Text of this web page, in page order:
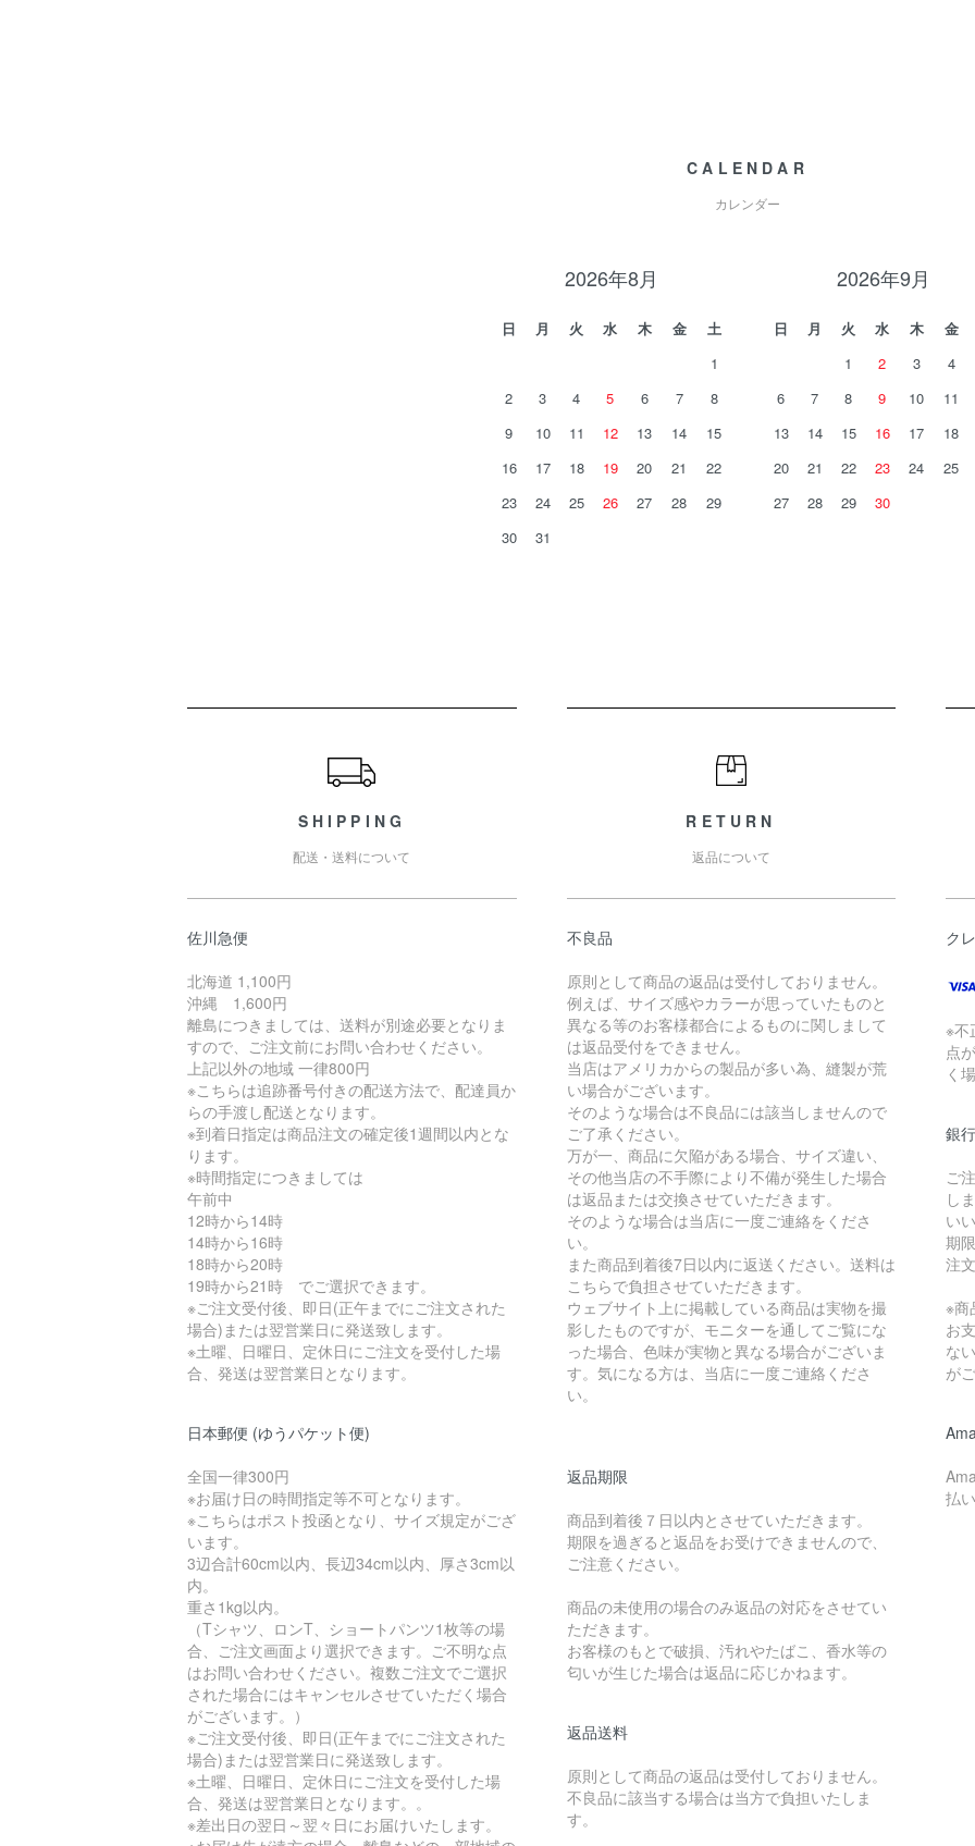
CALENDAR
カレンダー
2026年8月
日 月 火 水 木 金
土
1
2
3 4 5 6 7
8
9
10 11 12 13 14
15
16
17 18 19 20 21
22
23
24 25 26 27 28
29
30
31
2026年9月
日 月 火 水 木
金
1
2 3
4
6
7 8 9 10
11
13
14 15 16 17
18
20
21 22 23 24
25
27
28 29 30
SHIPPING
配送・送料について
佐川急便
北海道 1,100円
沖縄 1,600円
離島につきましては、送料が別途必要となりま
すので、ご注文前にお問い合わせください。
上記以外の地域 一律800円
※こちらは追跡番号付きの配送方法で、配達員か
らの手渡し配送となります。
※到着日指定は商品注文の確定後1週間以内とな
ります。
※時間指定につきましては
午前中
12時から14時
14時から16時
18時から20時
19時から21時 でご選択できます。
※ご注文受付後、即日(正午までにご注文された
場合)または翌営業日に発送致します。
※土曜、日曜日、定休日にご注文を受付した場
合、発送は翌営業日となります。
日本郵便 (ゆうパケット便)
全国一律300円
※お届け日の時間指定等不可となります。
※こちらはポスト投函となり、サイズ規定がござ
います。
3辺合計60cm以内、長辺34cm以内、厚さ3cm以
内。
重さ1kg以内。
（Tシャツ、ロンT、ショートパンツ1枚等の場
合、ご注文画面より選択できます。ご不明な点
はお問い合わせください。複数ご注文でご選択
された場合にはキャンセルさせていただく場合
がございます。）
※ご注文受付後、即日(正午までにご注文された
場合)または翌営業日に発送致します。
※土曜、日曜日、定休日にご注文を受付した場
合、発送は翌営業日となります。。
※差出日の翌日～翌々日にお届けいたします。
RETURN
返品について
不良品
原則として商品の返品は受付しておりません。
例えば、サイズ感やカラーが思っていたものと
異なる等のお客様都合によるものに関しまして
は返品受付をできません。
当店はアメリカからの製品が多い為、縫製が荒
い場合がございます。
そのような場合は不良品には該当しませんので
ご了承ください。
万が一、商品に欠陥がある場合、サイズ違い、
その他当店の不手際により不備が発生した場合
は返品または交換させていただきます。
そのような場合は当店に一度ご連絡をくださ
い。
また商品到着後7日以内に返送ください。送料は
こちらで負担させていただきます。
ウェブサイト上に掲載している商品は実物を撮
影したものですが、モニターを通してご覧にな
った場合、色味が実物と異なる場合がございま
す。気になる方は、当店に一度ご連絡くださ
い。
返品期限
商品到着後７日以内とさせていただきます。
期限を過ぎると返品をお受けできませんので、
ご注意ください。
商品の未使用の場合のみ返品の対応をさせてい
ただきます。
お客様のもとで破損、汚れやたばこ、香水等の
匂いが生じた場合は返品に応じかねます。
返品送料
原則として商品の返品は受付しておりません。
不良品に該当する場合は当方で負担いたしま
す。
ク
※不
点
く
銀
ご
し
い
期
注
※商
お
な
が
払